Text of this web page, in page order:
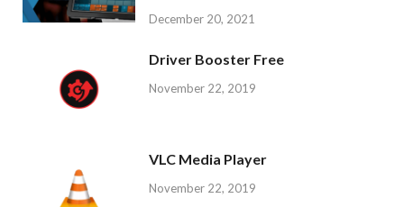
December 20, 2021
Driver Booster Free
November 22, 2019
VLC Media Player
November 22, 2019